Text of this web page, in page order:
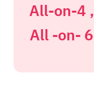
All-on-4 ,
All -on- 6